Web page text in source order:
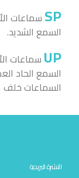
SP سماعات
السمع الشديد.
UP سماعات
السمع الحاد
السماعات خلف
النشرة البريدية